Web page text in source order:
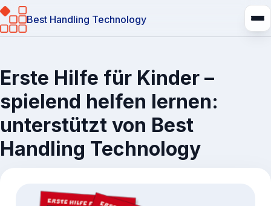
Best Handling Technology
Erste Hilfe für Kinder –
spielend helfen lernen:
unterstützt von Best
Handling Technology